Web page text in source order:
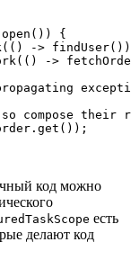
{
->
->
compose their
код можно
есть
делают код